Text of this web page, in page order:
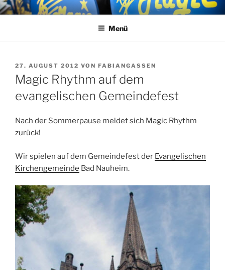
Zum
InhaltMAGIC RHYTHM
Big Band
Menü
VERÖFFENTLICHT
AM
27. AUGUST 2012 VON FABIANGASSEN
Magic Rhythm auf dem
evangelischen Gemeindefest
Nach der Sommerpause meldet sich Magic Rhythm
zurück!
Wir spielen auf dem Gemeindefest der Evangelischen
Kirchengemeinde Bad Nauheim.